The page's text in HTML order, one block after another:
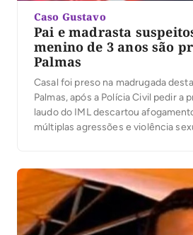
Caso Gustavo
Pai e madrasta
menino de 3 anos são
Palmas
Casal foi preso na madrugada
Palmas, após a Polícia Civil pedir a
laudo do IML descartou
múltiplas agressões e violência